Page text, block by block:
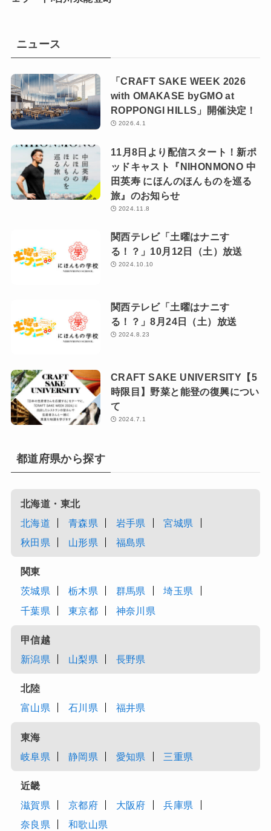
ニュース
「CRAFT SAKE WEEK 2026
with OMAKASE byGMO at
ROPPONGI HILLS」開催決定！
2026.4.1
11月8日より配信スタート！新ポ
ッドキャスト『NIHONMONO 中
田英寿 にほんのほんものを巡る
旅』のお知らせ
2024.11.8
関西テレビ「土曜はナニす
る！？」10月12日（土）放送
2024.10.10
関西テレビ「土曜はナニす
る！？」8月24日（土）放送
2024.8.23
CRAFT SAKE UNIVERSITY【5
時限目】野菜と能登の復興につい
て
2024.7.1
都道府県から探す
北海道・東北
北海道
青森県 岩手県
宮城県
秋田県
山形県 福島県
関東
茨城県
栃木県 群馬県
埼玉県
千葉県
東京都 神奈川県
甲信越
新潟県
山梨県 長野県
北陸
富山県
石川県 福井県
東海
岐阜県
静岡県 愛知県 三重県
近畿
滋賀県
京都府 大阪府
兵庫県
奈良県
和歌山県